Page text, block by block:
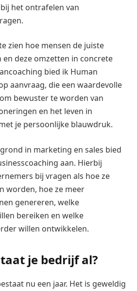
het ontrafelen van
zien hoe mensen de juiste
deze omzetten in concrete
bied ik Human
aanvraag, die een waardevolle
bewuster te worden van
en het leven in
je persoonlijke blauwdruk.
in marketing en sales bied
aan. Hierbij
bij vragen als hoe ze
worden, hoe ze meer
genereren, welke
bereiken en welke
willen ontwikkelen.
je bedrijf al?
nu een jaar. Het is geweldig